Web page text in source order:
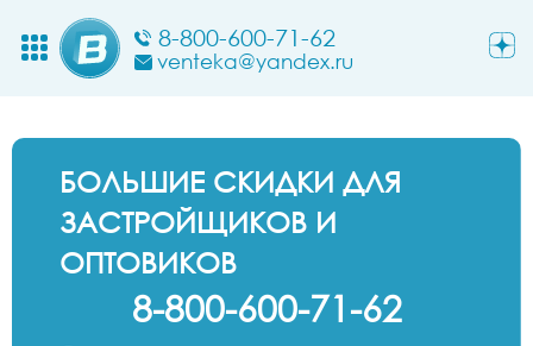
8-800-600-71-62
venteka@yandex.ru
БОЛЬШИЕ СКИДКИ ДЛЯ
ЗАСТРОЙЩИКОВ И
ОПТОВИКОВ
8-800-600-71-62